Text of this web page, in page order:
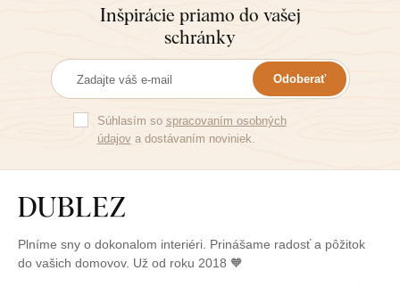
Inšpirácie priamo do vašej
schránky
Odoberať
Súhlasím so spracovaním osobných
údajova dostávaním noviniek.
Plníme sny o dokonalom interiéri. Prinášame radosť a pôžitok
do vašich domovov. Už od roku 2018 🧡